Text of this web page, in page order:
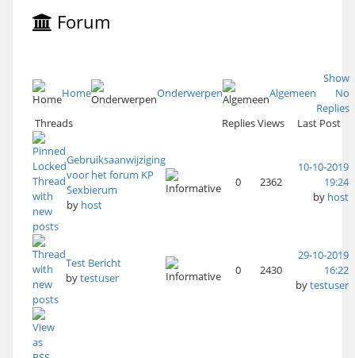
Forum
Home Onderwerpen Algemeen
Show
No
Replies
Threads
RepliesViews Last Post
Gebruiksaanwijziging
voor het forum KP
Sexbierum
by host
0 2362
10-10-2019
19:24
by host
Test Bericht
bytestuser
0 2430
29-10-2019
16:22
bytestuser